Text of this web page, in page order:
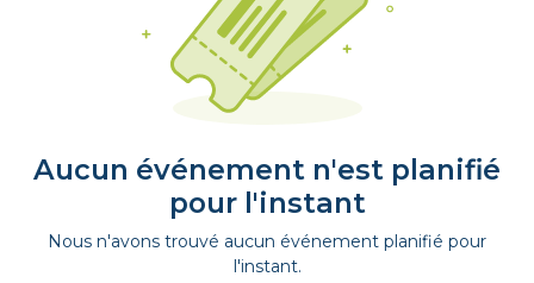
Aucun événement n'est planifié
pour l'instant
Nous n'avons trouvé aucun événement planifié pour
l'instant.